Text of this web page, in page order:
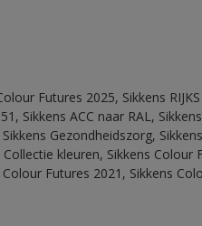
Futures 2025, Sikkens
Sikkens ACC naar RAL,
Gezondheidszorg,
kleuren, Sikkens Colour
Futures 2021, Sikkens